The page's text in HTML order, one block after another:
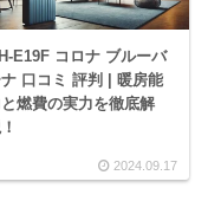
E19F コロナ ブルーバ
口コミ 評判 | 暖房能
燃費の実力を徹底解
2024.09.17